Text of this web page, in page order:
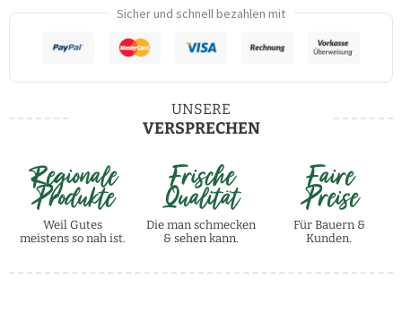
Sicher und schnell bezahlen mit
UNSERE
VERSPRECHEN
Regionale
Produkte
Weil Gutes
meistens so nah ist.
Frische
Qualität
Die man schmecken
& sehen kann.
Faire
Preise
Für Bauern &
Kunden.